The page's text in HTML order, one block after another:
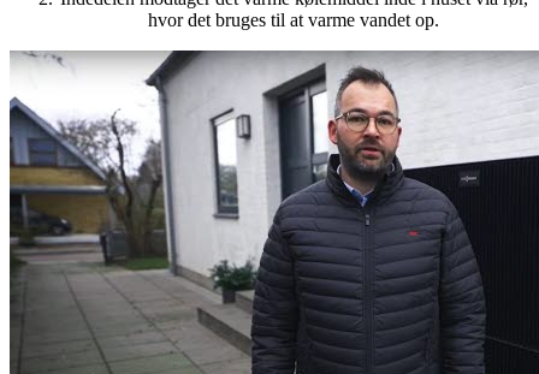
hvor det bruges til at varme vandet op.